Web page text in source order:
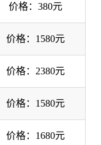
价格：380元
价格：1580元
价格：2380元
价格：1580元
价格：1680元